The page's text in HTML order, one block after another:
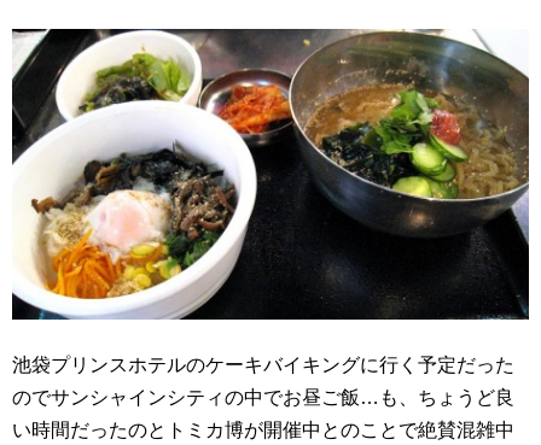
池袋プリンスホテルのケーキバイキングに行く予定だった
のでサンシャインシティの中でお昼ご飯…も、ちょうど良
い時間だったのとトミカ博が開催中とのことで絶賛混雑中